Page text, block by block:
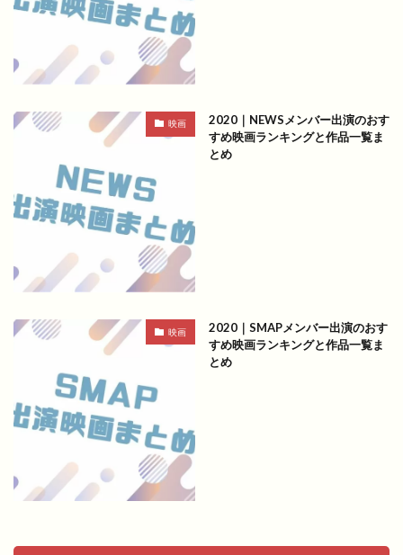
映画
2020｜NEWSメンバー出演のおす
すめ映画ランキングと作品一覧ま
とめ
映画
2020｜SMAPメンバー出演のおす
すめ映画ランキングと作品一覧ま
とめ